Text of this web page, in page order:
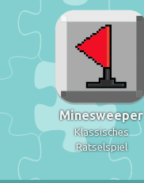
Minesweeper
Klassisches
Rätselspiel